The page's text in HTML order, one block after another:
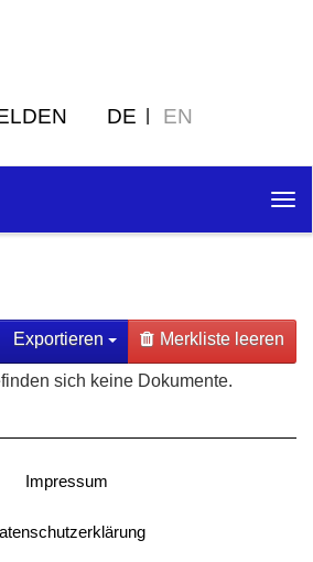
DE EN
Exportieren Merkliste leeren
sich keine Dokumente.
Impressum